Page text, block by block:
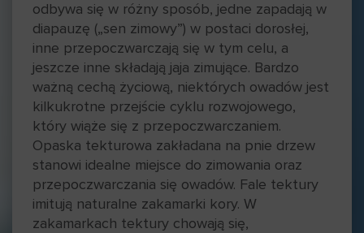
odbywa się w różny sposób, jedne zapadają w
diapauzę („sen zimowy”) w postaci dorosłej,
inne przepoczwarczają się w tym celu, a
jeszcze inne składają jaja zimujące. Bardzo
ważną cechą życiową, niektórych owadów jest
kilkukrotne przejście cyklu rozwojowego,
który wiąże się z przepoczwarczaniem.
Opaska tekturowa zakładana na pnie drzew
stanowi idealne miejsce do zimowania oraz
przepoczwarczania się owadów. Fale tektury
imitują naturalne zakamarki kory. W
zakamarkach tektury chowają się,